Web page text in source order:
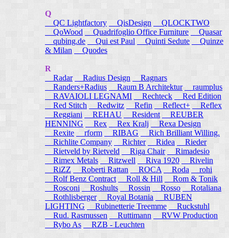
Q
QC Lightfactory
QisDesign
QLOCKTWO
QoWood Quadrifoglio Office Furniture
Quasar
qubing.de
Qui est Paul Quinti Sedute
Quinze
& Milan
Quodes
R
Radar
Radius Design
Ragnars
Randers+Radius
Raum B Architektur raumplus
RAVAIOLI LEGNAMI
Rechteck
Red Edition
Red Stitch
Redwitz Refin Reflect+
Reflex
Reggiani
REHAU Resident
REUBER
HENNING
Rex Rex Kralj
Rexa Design
Rexite
rform RIBAG
Rich Brilliant Willing.
Richlite Company
Richter Ridea
Rieder
Rietveld by Rietveld
Riga Chair
Rimadesio
Rimex Metals
Ritzwell Riva 1920
Rivelin
RiZZ
Roberti Rattan ROCA Roda
rohi
Rolf Benz Contract
Roll & Hill
Rom & Tonik
Rosconi Roshults Rossin Rosso
Rotaliana
Rothlisberger
Royal Botania
RUBEN
LIGHTING
Rubinetterie Treemme
Ruckstuhl
Rud. Rasmussen
Ruttimann
RVW Production
Rybo As
RZB - Leuchten